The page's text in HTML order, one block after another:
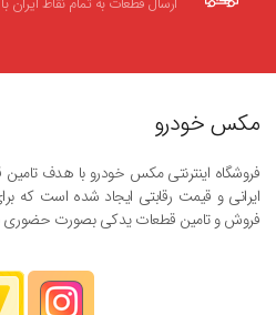
مکس خودرو
فروشگاه اینترنتی مکس خودرو با هدف
فروش و تامین قطعات یدکی بصورت حضوری